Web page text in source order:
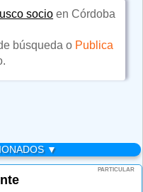
socio en Córdoba
búsqueda o Publica
▼
PARTICULAR